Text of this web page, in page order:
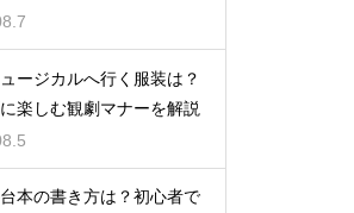
ージカルへ行く服装は？
楽しむ観劇マナーを解説
本の書き方は？初心者で